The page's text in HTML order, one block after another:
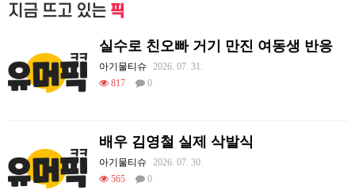
지금 뜨고 있는 픽
실수로 친오빠 거기 만진 여동생 반응
아기물티슈
2026. 07. 31.
817
0
배우 김영철 실제 삭발식
아기물티슈
2026. 07. 30.
565
0